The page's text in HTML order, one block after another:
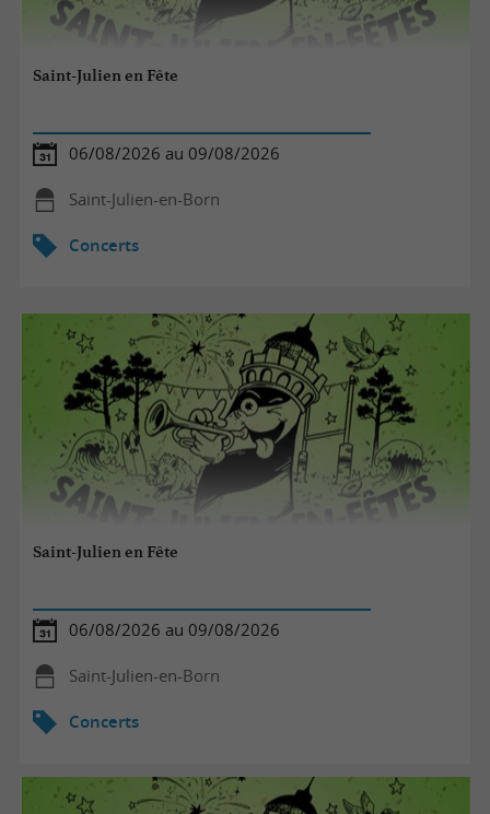
Saint-Julien en Fête
06/08/2026 au 09/08/2026
Saint-Julien-en-Born
Concerts
Saint-Julien en Fête
06/08/2026 au 09/08/2026
Saint-Julien-en-Born
Concerts